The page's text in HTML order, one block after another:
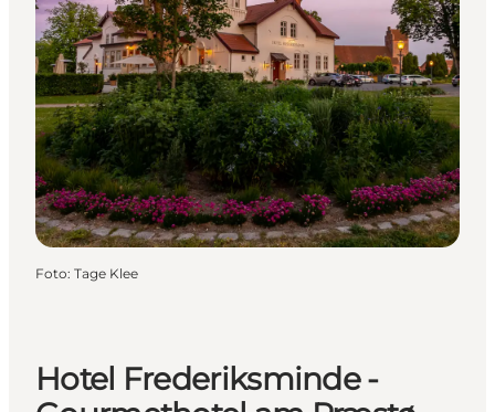
Foto: Tage Klee
Hotel Frederiksminde -